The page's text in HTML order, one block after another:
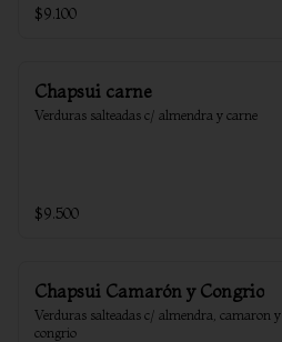
$9.100
Chapsui carne
Verduras salteadas c/ almendra y carne
$9.500
Chapsui Camarón y Congrio
Verduras salteadas c/ almendra, camaron y
congrio